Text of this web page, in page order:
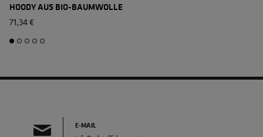
HOODY AUS BIO-BAUMWOLLE
71,34 €
E-MAIL